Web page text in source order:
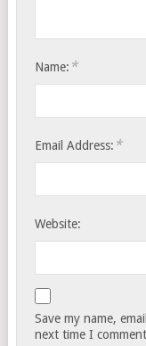
Name: *
Email Address: *
Website:
Save my name,
next time I